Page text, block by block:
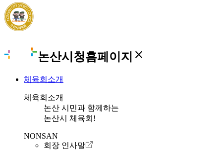
논산시청홈페이지 close
체육회소개
체육회소개
논산 시민과 함께하는
논산시 체육회!
NONSAN
회장 인사말